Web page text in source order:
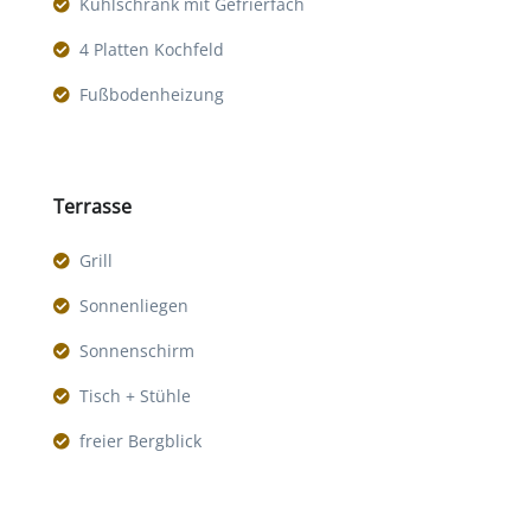
4 Platten Kochfeld
Fußbodenheizung
Terrasse
Grill
Sonnenliegen
Sonnenschirm
Tisch + Stühle
freier Bergblick